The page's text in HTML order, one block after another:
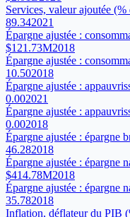
Services, valeur ajoutée
89.342021
Épargne ajustée :
$121.73M2018
Épargne ajustée :
10.502018
Épargne ajustée :
0.002021
Épargne ajustée :
0.002018
Épargne ajustée : épargne
46.282018
Épargne ajustée : épargne
$414.78M2018
Épargne ajustée : épargne
35.782018
Inflation, déflateur du PIB